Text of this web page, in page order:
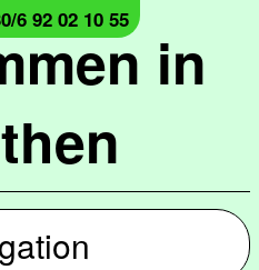
in
6 92 02 10 55